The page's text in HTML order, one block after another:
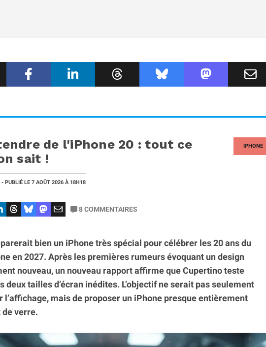
IPHONE
de l'iPhone 20 : tout ce
sait !
- PUBLIÉ LE 7 AOÛT 2026 À 18H18
8COMMENTAIRES
bien un iPhone très spécial pour célébrer les 20 ans du
en 2027. Après les premières rumeurs évoquant un design
nouveau, un nouveau rapport affirme que Cupertino teste
deux tailles d’écran inédites. L’objectif ne serait pas seulement
l’affichage, mais de proposer un iPhone presque entièrement
verre.